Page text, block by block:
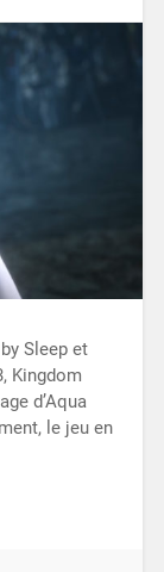
Sleep et
Kingdom
d’Aqua
le jeu en